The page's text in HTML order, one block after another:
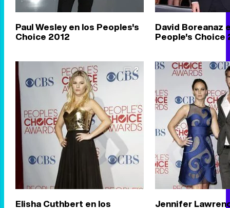
Paul Wesley en los Peoples's
Choice 2012
David Boreanaz
People's Choice
2
Elisha Cuthbert en los Jennifer